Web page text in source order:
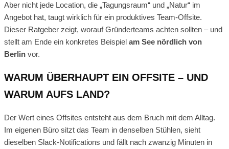
Aber nicht jede Location, die „Tagungsraum“ und „Natur“ im
Angebot hat, taugt wirklich für ein produktives Team-Offsite.
Dieser Ratgeber zeigt, worauf Gründerteams achten sollten – und
stellt am Ende ein konkretes Beispiel am See nördlich von
Berlin vor.
WARUM ÜBERHAUPT EIN OFFSITE – UND
WARUM AUFS LAND?
Der Wert eines Offsites entsteht aus dem Bruch mit dem Alltag.
Im eigenen Büro sitzt das Team in denselben Stühlen, sieht
dieselben Slack-Notifications und fällt nach zwanzig Minuten in